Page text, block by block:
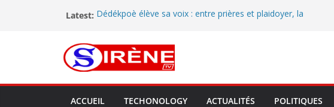
Latest: Dédékpoè élève sa voix : entre prières et plaidoyer, la
commune d’Athiémé: Un pas de géant pour le maire François
Cossy Assou
Lokossa sous les projecteurs : l’ONG Regard du Libérateur
révèle et célèbre les talents artistiques du Mono et du Couffo
66ᵉ anniversaire de l’indépendance du Bénin : Ouidah en fête,
ACCUEIL TECHONOLOGY ACTUALITÉS POLITIQUES